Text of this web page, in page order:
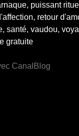
puissant rituel
retour
santé, vaudou,
gratuite
CanalBlog